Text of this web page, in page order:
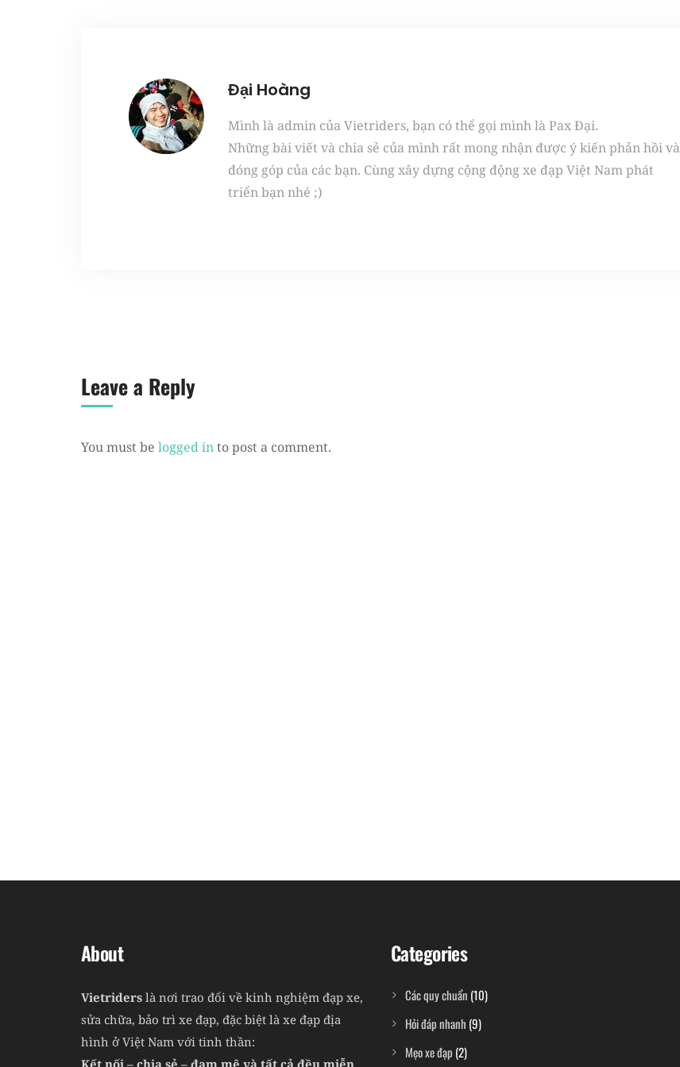
Đại Hoàng
Mình là admin của Vietriders, bạn có thể gọi mình là Pax Đại.
Những bài viết và chia sẻ của mình rất mong nhận được ý kiến phản hồi và
đóng góp của các bạn. Cùng xây dựng cộng động xe đạp Việt Nam phát
triển bạn nhé ;)
Leave a Reply
You must be logged into post a comment.
About
Vietriders là nơi trao đổi về kinh nghiệm đạp xe,
sửa chữa, bảo trì xe đạp, đặc biệt là xe đạp địa
hình ở Việt Nam với tinh thần:
Kết nối – chia sẻ – đam mê và tất cả đều miễn
Categories
Các quy chuẩn (10)
Hỏi đáp nhanh (9)
Mẹo xe đạp (2)